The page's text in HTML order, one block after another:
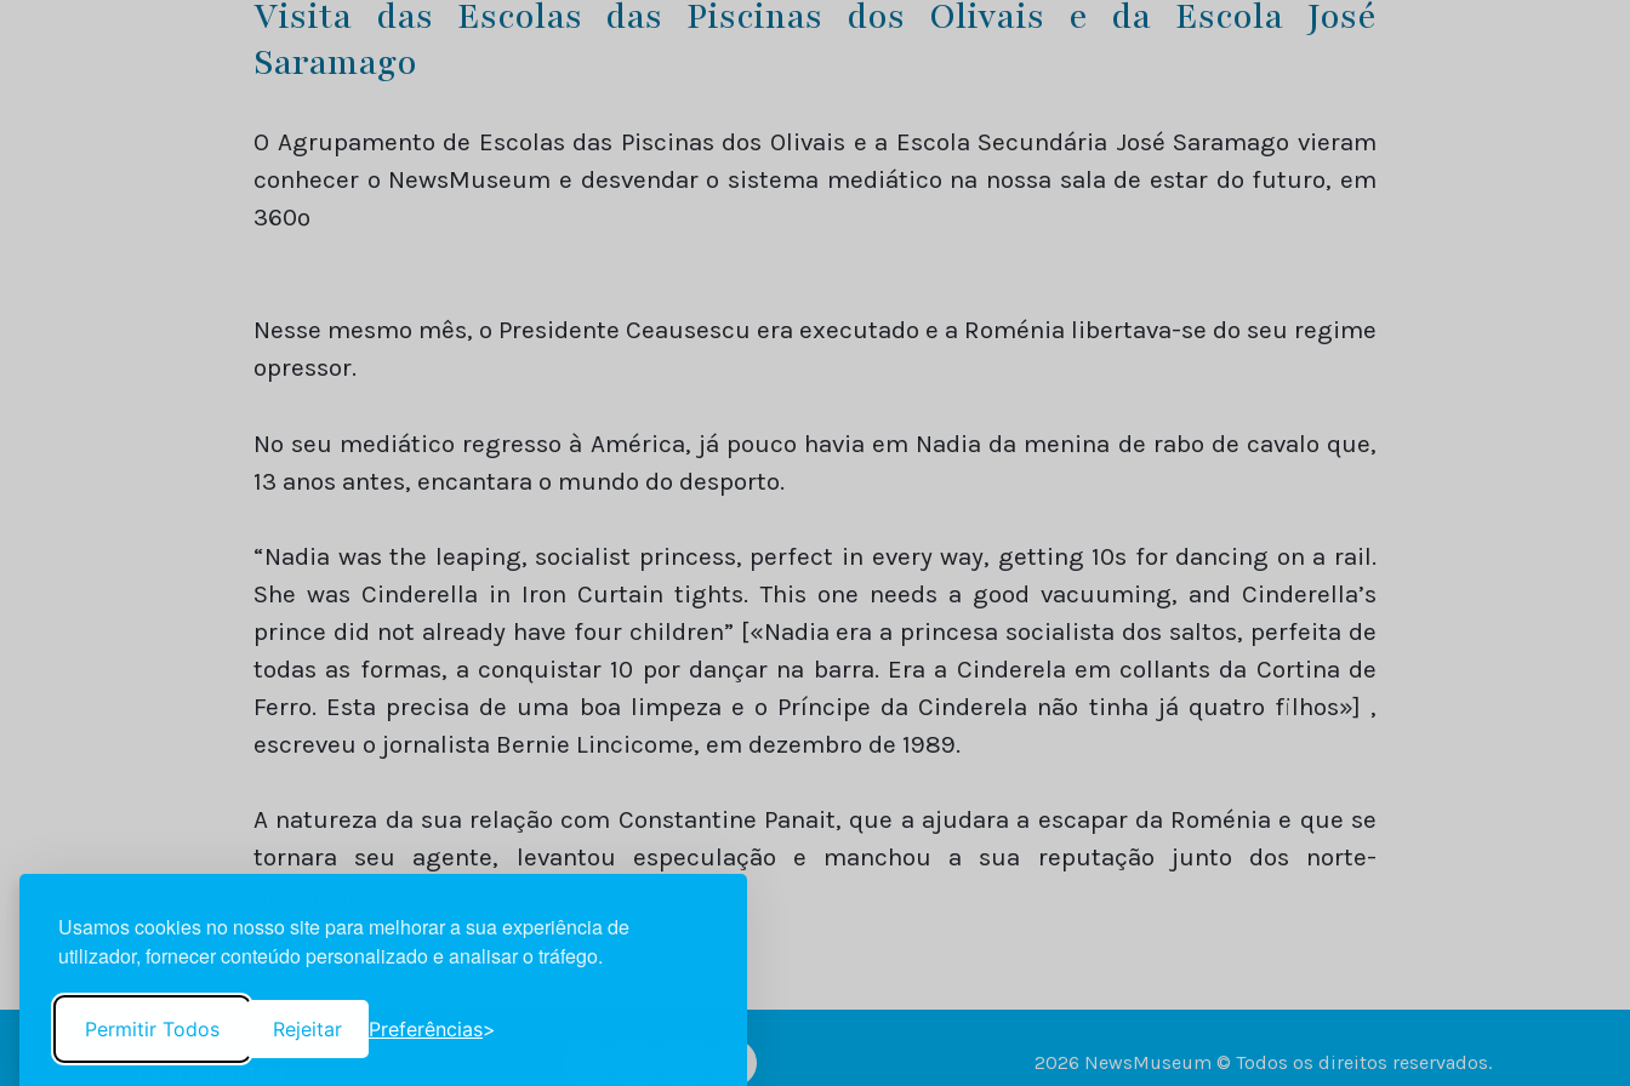
Usamos cookies no nosso site para melhorar a sua experiência de
utilizador, fornecer conteúdo personalizado e analisar o tráfego.
Permitir Todos Rejeitar Preferências
Visita das Escolas das Piscinas dos Olivais e da Escola José
Saramago
O Agrupamento de Escolas das Piscinas dos Olivais e a Escola Secundária José Saramago vieram
conhecer o NewsMuseum e desvendar o sistema mediático na nossa sala de estar do futuro, em
360º
Nesse mesmo mês, o Presidente Ceausescu era executado e a Roménia libertava-se do seu regime
opressor.
No seu mediático regresso à América, já pouco havia em Nadia da menina de rabo de cavalo que,
13 anos antes, encantara o mundo do desporto.
“Nadia was the leaping, socialist princess, perfect in every way, getting 10s for dancing on a rail.
She was Cinderella in Iron Curtain tights. This one needs a good vacuuming, and Cinderella’s
prince did not already have four children” [«Nadia era a princesa socialista dos saltos, perfeita de
todas as formas, a conquistar 10 por dançar na barra. Era a Cinderela em collants da Cortina de
Ferro. Esta precisa de uma boa limpeza e o Príncipe da Cinderela não tinha já quatro filhos»] ,
escreveu o jornalista Bernie Lincicome, em dezembro de 1989.
A natureza da sua relação com Constantine Panait, que a ajudara a escapar da Roménia e que se
tornara seu agente, levantou especulação e manchou a sua reputação junto dos norte-
2026 NewsMuseum © Todos os direitos reservados.